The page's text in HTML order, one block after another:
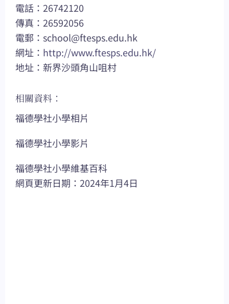
電話：26742120
傳真：26592056
電郵： school@ftesps.edu.hk
網址： http://www.ftesps.edu.hk/
地址：新界沙頭角山咀村
相關資料：
福德學社小學相片
福德學社小學影片
福德學社小學維基百科
網頁更新日期：2024年1月4日